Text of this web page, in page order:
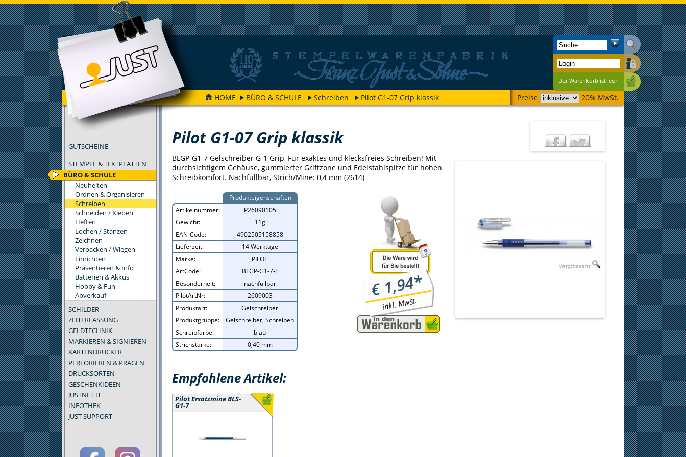
Der Warenkorb ist leer
Preise 20% MwSt.
HOME BÜRO & SCHULE Schreiben Pilot G1-07 Grip klassik
GUTSCHEINE
STEMPEL & TEXTPLATTEN
BÜRO & SCHULE
Neuheiten
Ordnen & Organisieren
Schreiben
Schneiden / Kleben
Heften
Lochen / Stanzen
Zeichnen
Verpacken / Wiegen
Einrichten
Präsentieren & Info
Batterien & Akkus
Hobby & Fun
Abverkauf
SCHILDER
ZEITERFASSUNG
GELDTECHNIK
MARKIEREN & SIGNIEREN
KARTENDRUCKER
PERFORIEREN & PRÄGEN
DRUCKSORTEN
GESCHENKIDEEN
JUSTNET IT
INFOTHEK
JUST SUPPORT
FILTER
Pilot G1-07 Grip klassik
BLGP-G1-7 Gelschreiber G-1 Grip, Für exaktes und klecksfreies Schreiben! Mit
durchsichtigem Gehäuse, gummierter Griffzone und Edelstahlspitze für hohen
Schreibkomfort. Nachfüllbar, Strich/Mine: 0,4 mm (2614)
€1,94*
inkl. MwSt.
Produkteigenschaften
Artikelnummer:
P26090105
Gewicht:
11g
EAN-Code:
4902505158858
Lieferzeit:
14 Werktage
Marke:
PILOT
ArtCode:
BLGP-G1-7-L
Besonderheit:
nachfüllbar
PilotArtNr:
2609003
Produktart:
Gelschreiber
Produktgruppe:
Gelschreiber, Schreiben
Schreibfarbe:
blau
Strichstärke:
0,40 mm
Empfohlene Artikel:
Pilot Ersatzmine BLS-
G1-7